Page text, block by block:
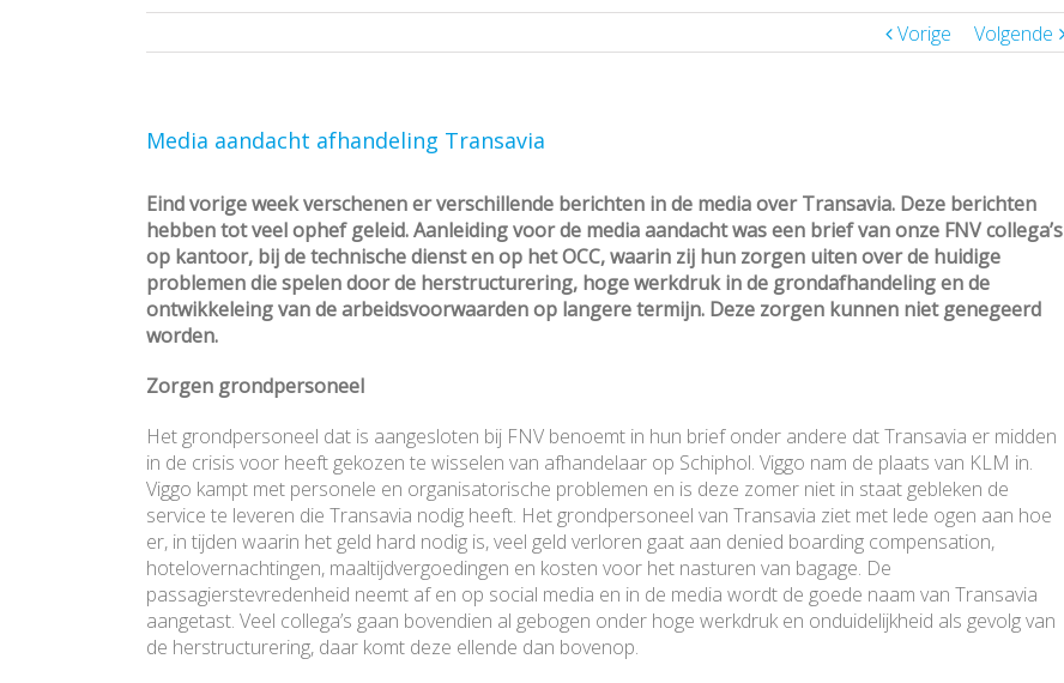
Vorige Volgende
Media aandacht afhandeling Transavia
Eind vorige week verschenen er verschillende berichten in de media over Transavia. Deze berichten
hebben tot veel ophef geleid. Aanleiding voor de media aandacht was een brief van onze FNV collega’s
op kantoor, bij de technische dienst en op het OCC, waarin zij hun zorgen uiten over de huidige
problemen die spelen door de herstructurering, hoge werkdruk in de grondafhandeling en de
ontwikkeleing van de arbeidsvoorwaarden op langere termijn. Deze zorgen kunnen niet genegeerd
worden.
Zorgen grondpersoneel
Het grondpersoneel dat is aangesloten bij FNV benoemt in hun brief onder andere dat Transavia er midden
in de crisis voor heeft gekozen te wisselen van afhandelaar op Schiphol. Viggo nam de plaats van KLM in.
Viggo kampt met personele en organisatorische problemen en is deze zomer niet in staat gebleken de
service te leveren die Transavia nodig heeft. Het grondpersoneel van Transavia ziet met lede ogen aan hoe
er, in tijden waarin het geld hard nodig is, veel geld verloren gaat aan denied boarding compensation,
hotelovernachtingen, maaltijdvergoedingen en kosten voor het nasturen van bagage. De
passagierstevredenheid neemt af en op social media en in de media wordt de goede naam van Transavia
aangetast. Veel collega’s gaan bovendien al gebogen onder hoge werkdruk en onduidelijkheid als gevolg van
de herstructurering, daar komt deze ellende dan bovenop.